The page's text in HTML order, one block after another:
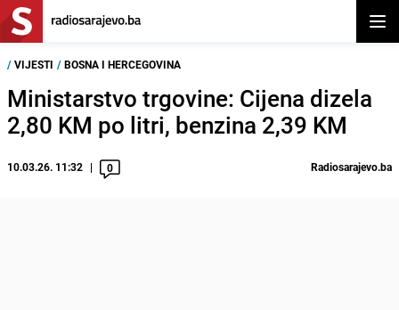
/ VIJESTI / BOSNA I HERCEGOVINA
Ministarstvo trgovine: Cijena dizela
2,80 KM po litri, benzina 2,39 KM
10.03.26. 11:32 0 Radiosarajevo.ba